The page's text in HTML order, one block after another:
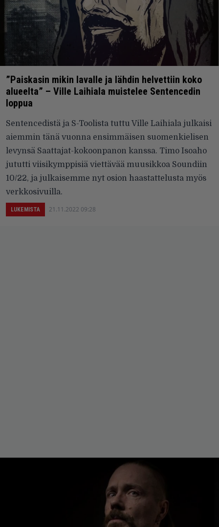
”Paiskasin mikin lavalle ja lähdin helvettiin koko
alueelta” – Ville Laihiala muistelee Sentencedin
loppua
Sentencedistä ja S-Toolista tuttu Ville Laihiala julkaisi
aiemmin tänä vuonna ensimmäisen suomenkielisen
levynsä Saattajat-kokoonpanon kanssa. Timo Isoaho
jututti viisikymppisiä viettävää muusikkoa Soundiin
10/22, ja julkaisemme nyt osion haastattelusta myös
verkkosivuilla.
LUKEMISTA 21.11.2022 09:28